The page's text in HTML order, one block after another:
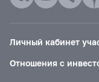
Личный кабинет
Отношения с